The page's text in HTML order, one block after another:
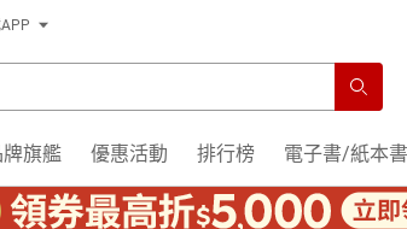
APP
牌旗艦 優惠活動 排行榜 電子書/紙本書